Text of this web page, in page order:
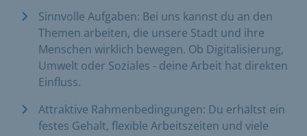
Sinnvolle Aufgaben: Bei uns kannst du an den
Themen arbeiten, die unsere Stadt und ihre
Menschen wirklich bewegen. Ob Digitalisierung,
Umwelt oder Soziales - deine Arbeit hat direkten
Einfluss.
Attraktive Rahmenbedingungen: Du erhältst ein
festes Gehalt, flexible Arbeitszeiten und viele